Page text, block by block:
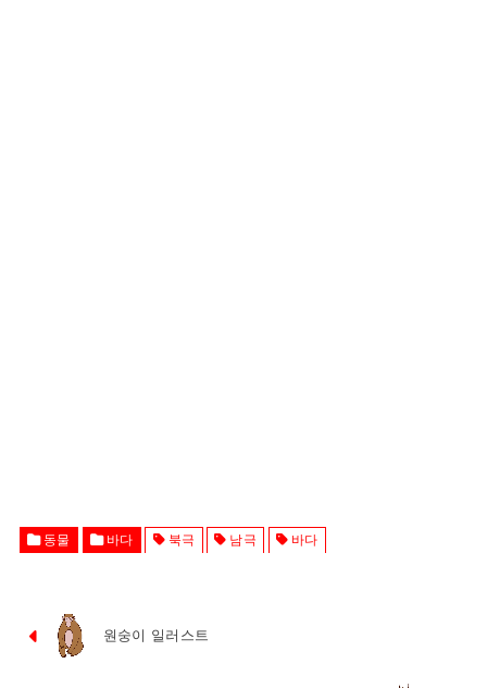
동물 바다 북극 남극 바다
원숭이 일러스트